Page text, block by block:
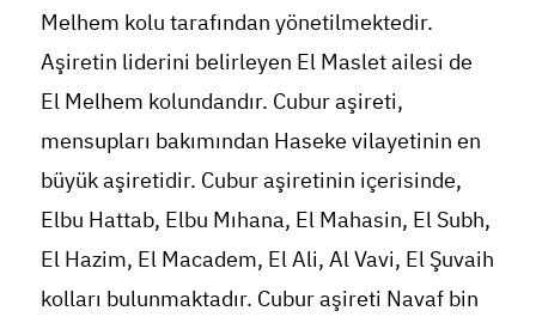
Melhem kolu tarafından yönetilmektedir.
Aşiretin liderini belirleyen El Maslet ailesi de
El Melhem kolundandır. Cubur aşireti,
mensupları bakımından Haseke vilayetinin en
büyük aşiretidir. Cubur aşiretinin içerisinde,
Elbu Hattab, Elbu Mıhana, El Mahasin, El Subh,
El Hazim, El Macadem, El Ali, Al Vavi, El Şuvaih
kolları bulunmaktadır. Cubur aşireti Navaf bin